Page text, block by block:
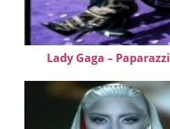
Lady Gaga – Paparazzi